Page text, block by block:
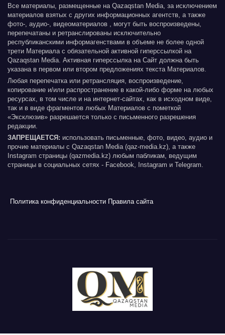
Все материалы, размещенные на Qazaqstan Media, за исключением
материалов взятых с других информационных агентств, а также
фото-, аудио-, видеоматериалов , могут быть воспроизведены,
перепечатаны и ретранслированы исключительно
республиканскими информагенствами в объеме не более одной
трети Материала с обязательной активной гиперссылкой на
Qazaqstan Media. Активная гиперссылка на Сайт должна быть
указана в первом или втором предложениях текста Материалов.
Любая перепечатка или ретрансляция, воспроизведение,
копирование и/или распространение в какой-либо форме на любых
ресурсах, в том числе и на интернет-сайтах, как в исходном виде,
так и в виде фрагментов любых Материалов с пометкой
«Эксклюзив» разрешается только с письменного разрешения
редакции.
ЗАПРЕЩАЕТСЯ: использовать письменные, фото, видео, аудио и
прочие материалы с Qazaqstan Media (qaz-media.kz), а также
Instagram страницы (qazmedia.kz) любым пабликам, ведущим
страницы в социальных сетях - Facebook, Instagram и Telegram.
Политика конфиденциальности Правила сайта